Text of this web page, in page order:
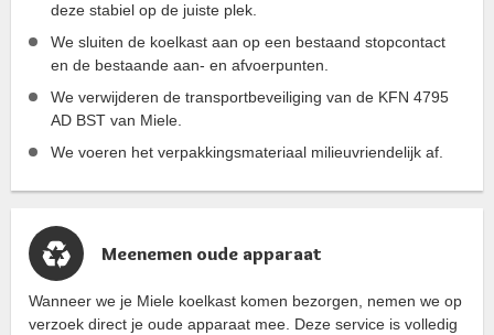
deze stabiel op de juiste plek.
We sluiten de koelkast aan op een bestaand stopcontact
en de bestaande aan- en afvoerpunten.
We verwijderen de transportbeveiliging van de KFN 4795
AD BST van Miele.
We voeren het verpakkingsmateriaal milieuvriendelijk af.
Meenemen oude apparaat
Wanneer we je Miele koelkast komen bezorgen, nemen we op
verzoek direct je oude apparaat mee. Deze service is volledig